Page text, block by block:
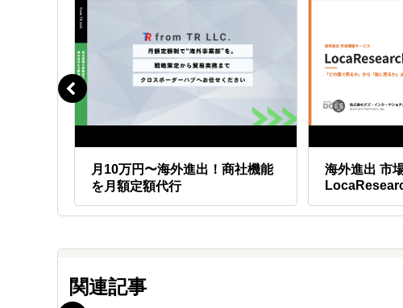
月10万円〜海外進出！商社機能
を月額定額代行
海外進出 市
関連記事